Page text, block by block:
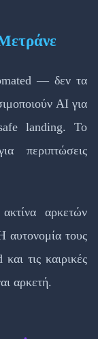
— δεν τα
AI για
landing. Το
περιπτώσεις
αρκετών
αυτονομία τους
τις καιρικές
αρκετή.